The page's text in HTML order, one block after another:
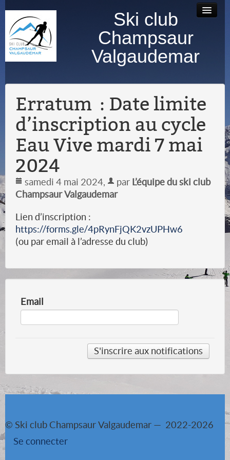
Ski club
Champsaur
Valgaudemar
Accueil Contact
photos
Erratum : Date limite
d’inscription au cycle
Eau Vive mardi 7 mai
2024
samedi 4 mai 2024, par L’équipe du ski club
Champsaur Valgaudemar
Lien d’inscription :
https://forms.gle/4pRynFjQK2vzUPHw6
(ou par email à l’adresse du club)
Email
© Ski club Champsaur Valgaudemar — 2022-2026
Se connecter